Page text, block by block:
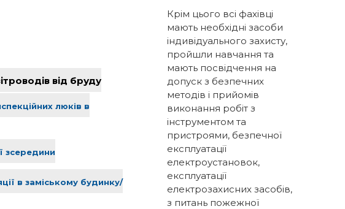
від бруду
люків в
зсередини
в заміському будинку/
Крім цього всі фахівці
мають необхідні засоби
індивідуального захисту,
пройшли навчання та
мають посвідчення на
допуск з безпечних
методів і прийомів
виконання робіт з
інструментом та
пристроями, безпечної
експлуатації
електроустановок,
експлуатації
електрозахисних засобів,
з питань пожежної